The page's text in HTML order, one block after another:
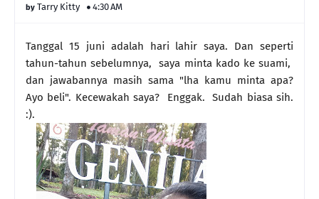
Tarry Kitty 4:30 AM
Tanggal 15 juni adalah hari lahir saya. Dan seperti
tahun-tahun sebelumnya, saya minta kado ke suami,
dan jawabannya masih sama "lha kamu minta apa?
Ayo beli". Kecewakah saya? Enggak. Sudah biasa sih.
:).